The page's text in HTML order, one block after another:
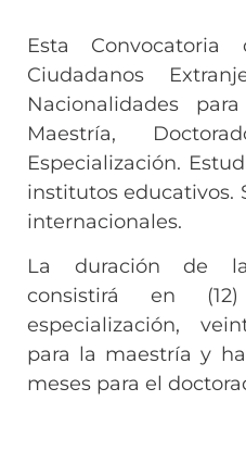
Esta
Ciudadanos
Nacionalidades
Maestría,
Especialización.
institutos educativos.
internacionales.
La duración de
consistirá en
especialización,
para la maestría y
meses para el